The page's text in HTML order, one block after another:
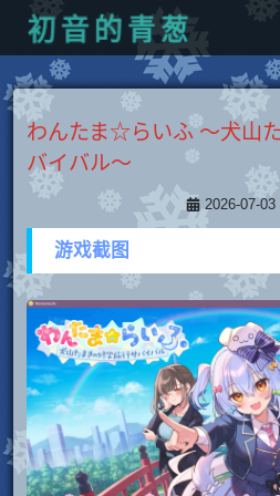
初 音 的 青葱
わんたま☆らいふ ～犬山
バイバル～
2026-07-03
游戏截图